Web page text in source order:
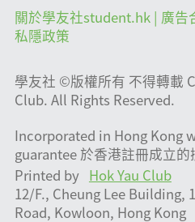
關於學友社student.hk | 廣告
私隱政策
學友社 ©版權所有 不得轉載
Club. All Rights Reserved.
Incorporated in Hong
guarantee 於香港註冊成立的
Printed by
Hok Yau Club
12/F., Cheung Lee Building,
Road, Kowloon, Hong Kong